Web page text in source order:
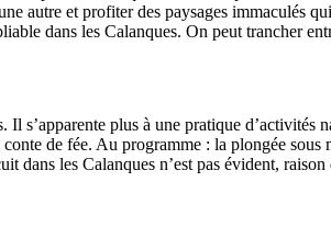
autre et profiter des paysages immaculés
dans les Calanques. On peut trancher
s’apparente plus à une pratique
de fée. Au programme : la plongée
dans les Calanques n’est pas évident,